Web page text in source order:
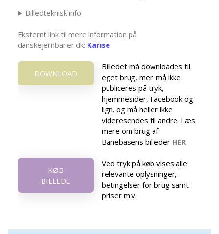
Billedteknisk info:
Eksternt link til mere information på
danskejernbaner.dk: Karise
DOWNLOAD
Billedet må downloades til
eget brug, men må ikke
publiceres på tryk,
hjemmesider, Facebook og
lign. og må heller ikke
videresendes til andre. Læs
mere om brug af
Banebasens billeder HER
KØB
BILLEDE
Ved tryk på køb vises alle
relevante oplysninger,
betingelser for brug samt
priser m.v.